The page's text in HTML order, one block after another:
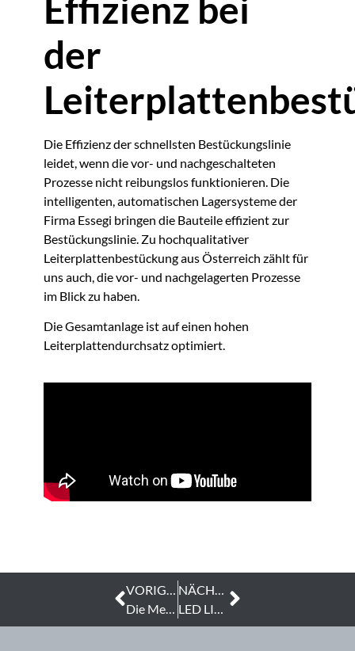
Effizienz bei
der
Die Effizienz der schnellsten Bestückungslinie
leidet, wenn die vor- und nachgeschalteten
Prozesse nicht reibungslos funktionieren. Die
intelligenten, automatischen Lagersysteme der
Firma Essegi bringen die Bauteile effizient zur
Bestückungslinie. Zu hochqualitativer
Leiterplattenbestückung aus Österreich zählt für
uns auch, die vor- und nachgelagerten Prozesse
im Blick zu haben.
Die Gesamtanlage ist auf einen hohen
Leiterplattendurchsatz optimiert.